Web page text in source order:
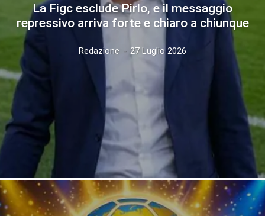
La Figc esclude Pirlo, e il messaggio
repressivo arriva forte e chiaro a chiunque
Redazione - 27 Luglio 2026